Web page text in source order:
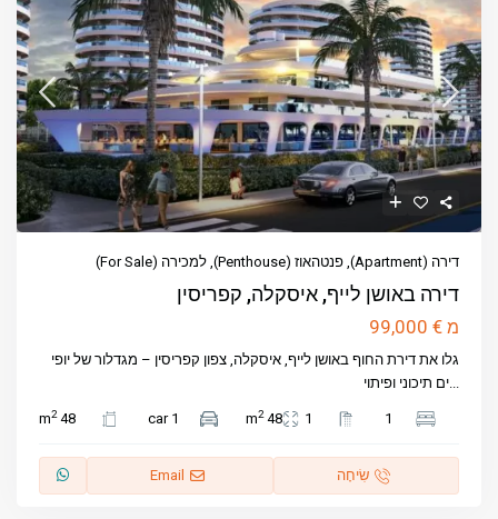
דירה (Apartment) ,פנטהאוז (Penthouse) ,למכירה (For Sale)
דירה באושן לייף, איסקלה, קפריסין
מ € 99,000
גלו את דירת החוף באושן לייף, איסקלה, צפון קפריסין – מגדלור של יופי
ים תיכוני ופיתוי...
1
1
48 m
2
1 car
48 m
2
שִׂיחָה Email